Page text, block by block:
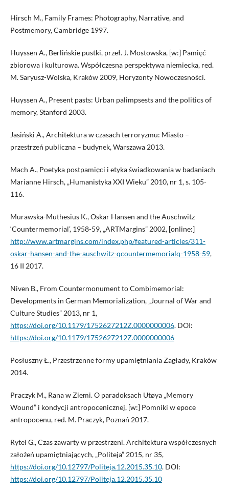
Hirsch M., Family Frames: Photography, Narrative, and
Postmemory, Cambridge 1997.
Huyssen A., Berlińskie pustki, przeł. J. Mostowska, [w:] Pamięć
zbiorowa i kulturowa. Współczesna perspektywa niemiecka, red.
M. Saryusz-Wolska, Kraków 2009, Horyzonty Nowoczesności.
Huyssen A., Present pasts: Urban palimpsests and the politics of
memory, Stanford 2003.
Jasiński A., Architektura w czasach terroryzmu: Miasto –
przestrzeń publiczna – budynek, Warszawa 2013.
Mach A., Poetyka postpamięci i etyka świadkowania w badaniach
Marianne Hirsch, „Humanistyka XXI Wieku” 2010, nr 1, s. 105-
116.
Murawska-Muthesius K., Oskar Hansen and the Auschwitz
‘Countermemorial’, 1958-59, „ARTMargins” 2002, [online:]
http://www.artmargins.com/index.php/featured-articles/311-
oskar-hansen-and-the-auschwitz-qcountermemorialq-1958-59,
16 II 2017.
Niven B., From Countermonument to Combimemorial:
Developments in German Memorialization, „Journal of War and
Culture Studies” 2013, nr 1,
https://doi.org/10.1179/1752627212Z.0000000006. DOI:
https://doi.org/10.1179/1752627212Z.0000000006
Posłuszny Ł., Przestrzenne formy upamiętniania Zagłady, Kraków
2014.
Praczyk M., Rana w Ziemi. O paradoksach Utøya „Memory
Wound” i kondycji antropocenicznej, [w:] Pomniki w epoce
antropocenu, red. M. Praczyk, Poznań 2017.
Rytel G., Czas zawarty w przestrzeni. Architektura współczesnych
założeń upamiętniających, „Politeja” 2015, nr 35,
https://doi.org/10.12797/Politeja.12.2015.35.10. DOI:
https://doi.org/10.12797/Politeja.12.2015.35.10